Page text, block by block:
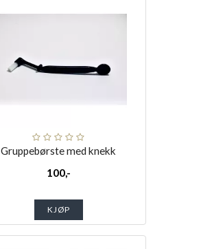
Gruppebørste med knekk
100,-
KJØP